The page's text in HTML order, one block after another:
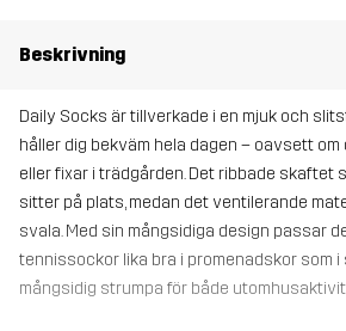
Beskrivning
Daily Socks är tillverkade i en mjuk och
håller dig bekväm hela dagen – oavsett
eller fixar i trädgården. Det ribbade skaftet
sitter på plats, medan det ventilerande
svala. Med sin mångsidiga design passar
tennissockor lika bra i promenadskor som i
mångsidig strumpa för både